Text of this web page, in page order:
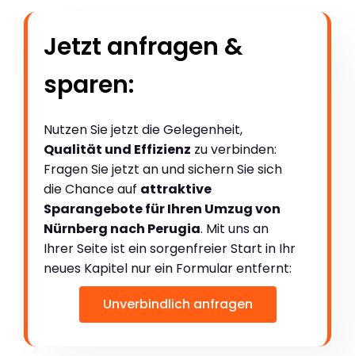
Jetzt anfragen &
sparen:
Nutzen Sie jetzt die Gelegenheit,
Qualität und Effizienz zu verbinden:
Fragen Sie jetzt an und sichern Sie sich
die Chance auf attraktive
Sparangebote für Ihren Umzug von
Nürnberg nach Perugia. Mit uns an
Ihrer Seite ist ein sorgenfreier Start in Ihr
neues Kapitel nur ein Formular entfernt:
Unverbindlich anfragen